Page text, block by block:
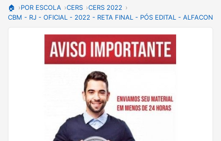
🏠 POR ESCOLA CERS
CERS 2022
CBM - RJ - OFICIAL - 2022 - RETA FINAL - PÓS EDITAL - ALFACON